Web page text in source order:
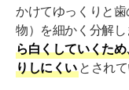
かけてゆっくりと
物）を細かく分解し
ら白くしていくた
りしにくい とされて